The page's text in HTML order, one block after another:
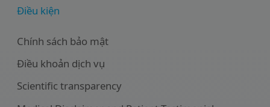
Điều kiện
Chính sách bảo mật
Điều khoản dịch vụ
Scientific transparency